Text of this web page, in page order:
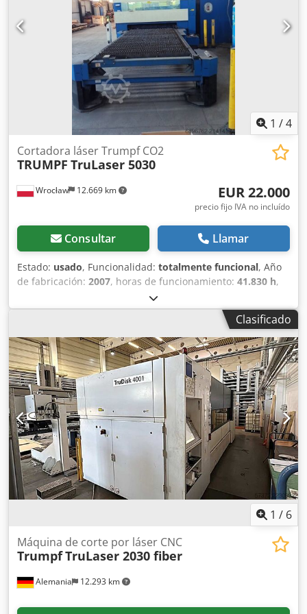
toneladas. Se dispone de documentación. Es posible
realizar una visita in situ. Cedszpa Sijpfx Acyjrf
1 /4
Wrocław 12.669 km
Cortadora láser Trumpf CO2
TRUMPF TruLaser 5030
EUR 22.000
precio fijo IVA no incluído
Consultar Llamar
Estado: usado, Funcionalidad: totalmente funcional, Año
de fabricación: 2007, horas de funcionamiento: 41.830 h,
número de máquina/vehículo:
Láser de CO₂, horas de láser:23.313 h, potencia del láser:
, tensión de
entrada:400 V, frecuencia de entrada:50 Hz, conexión de
aire comprimido:10 bar, Equipamiento:barrera
fotoeléctrica de seguridad, documentación / manual,
extracción de polvo
, Ofrecemos esta máquina de corte
por láser usada TRUMPF TruLaser 5030, año de fabricación
2007. Potencia láser: 6000 W Año de fabricación: 2007
Tensión de alimentación: 400 V Frecuencia: 50 Hz Potencia
conectada: 120 kVA Tensión de control: 24 V Protección: 3 x
160 A Conexión de aire comprimido: 7-10 bar Conexión de
nitrógeno (N₂): 30 bar Crjdpfx Aoyqulzocysf Conexión de
oxígeno (O₂): 20 bar Si tiene alguna pregunta o necesita
información adicional, no dude en enviarnos un mensaje o
Clasificado
1 / 6
Alemania 12.293 km
Máquina de corte por láser CNC
TrumpfTruLaser 2030 fiber